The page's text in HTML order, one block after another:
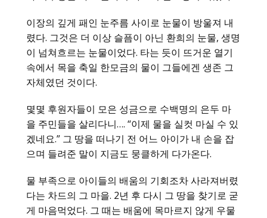
이장의 깊게 패인 눈주름 사이로 눈물이 방울져 내
렸다. 그것은 더 이상 슬픔이 아닌 환희의 눈물, 생명
이 넘쳐흐르는 눈물이었다. 타는 듯이 뜨거운 열기
속에서 목을 축일 한모금의 물이 그들에겐 생존 그
자체였던 것이다.
몇몇 후원자들이 모은 성금으로 수백명의 은두 마
을 주민들을 살리다니…. “이제 물을 실컷 마실 수 있
겠네요.” 그 땅을 떠나기 전 어느 아이가 내 손을 잡
으며 들려준 말이 지금도 뭉클하게 다가온다.
물 부족으로 아이들의 배움의 기회조차 사라져버렸
다는 차드의 그 마을. 2년 후 다시 그 땅을 찾기로 굳
게 마음먹었다. 그 때는 배움에 목마르지 않게 우물